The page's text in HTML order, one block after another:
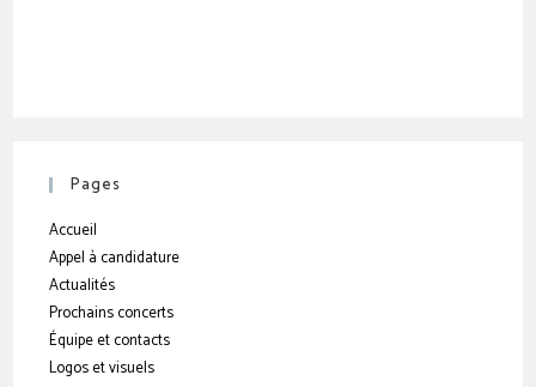
Pages
Accueil
Appel à candidature
Actualités
Prochains concerts
Équipe et contacts
Logos et visuels